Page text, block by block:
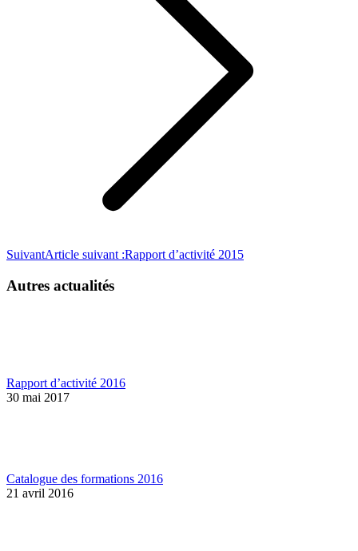
SuivantArticle suivant :Rapport d’activité 2015
Autres actualités
Rapport d’activité 2016
30 mai 2017
Catalogue des formations 2016
21 avril 2016